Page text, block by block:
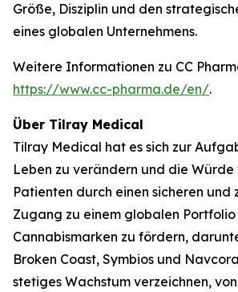
Größe, Disziplin und den
eines globalen Unternehmens.
Weitere Informationen zu CC
https://www.cc-pharma.de/en/.
Über Tilray Medical
Tilray Medical hat es sich zur
Leben zu verändern und die
Patienten durch einen sicheren und
Zugang zu einem globalen
Cannabismarken zu fördern,
Broken Coast, Symbios und
stetiges Wachstum verzeichnen,